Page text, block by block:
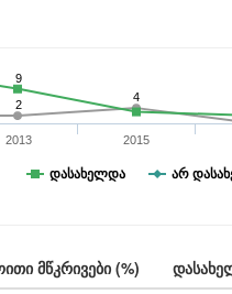
2
4
9
დასახელდა არ
2013 2015
მწკრივები (%)